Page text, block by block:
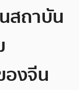
สถาบัน
องจีน